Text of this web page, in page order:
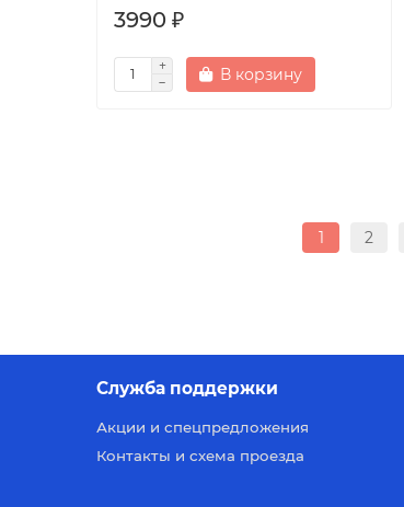
3990 ₽
В корзину
1 2
Служба поддержки
Акции и спецпредложения
Контакты и схема проезда